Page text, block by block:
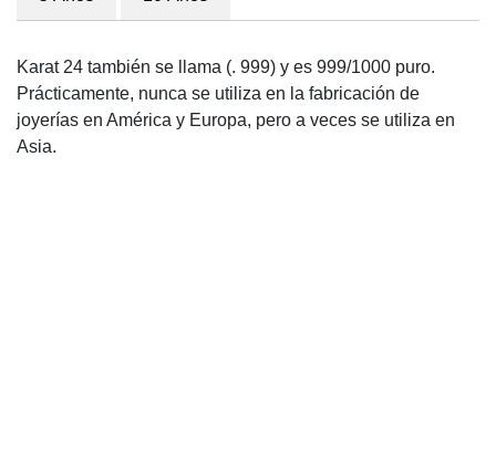
Karat 24 también se llama (. 999) y es 999/1000 puro.
Prácticamente, nunca se utiliza en la fabricación de
joyerías en América y Europa, pero a veces se utiliza en
Asia.